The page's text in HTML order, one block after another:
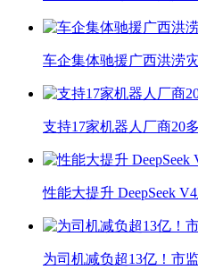
车企集体驰援广西洪涝
支持17家机器人厂商20
性能大提升 DeepSeek
为司机减负超13亿！市